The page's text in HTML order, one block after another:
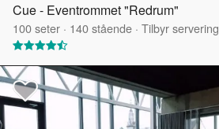
Cue - Eventrommet "Redrum"
100seter · 140stående · Tilbyr servering